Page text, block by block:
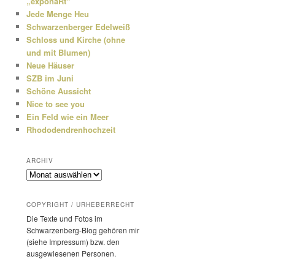
Jede Menge Heu
Schwarzenberger Edelweiß
Schloss und Kirche (ohne
und mit Blumen)
Neue Häuser
SZB im Juni
Schöne Aussicht
Nice to see you
Ein Feld wie ein Meer
Rhododendrenhochzeit
ARCHIV
Archiv
COPYRIGHT / URHEBERRECHT
Die Texte und Fotos im
Schwarzenberg-Blog gehören mir
(siehe Impressum) bzw. den
ausge­wie­senen Personen.